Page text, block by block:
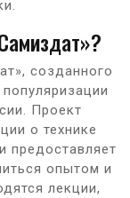
созданного
Проект
о технике
предоставляет
опытом и
лекции,